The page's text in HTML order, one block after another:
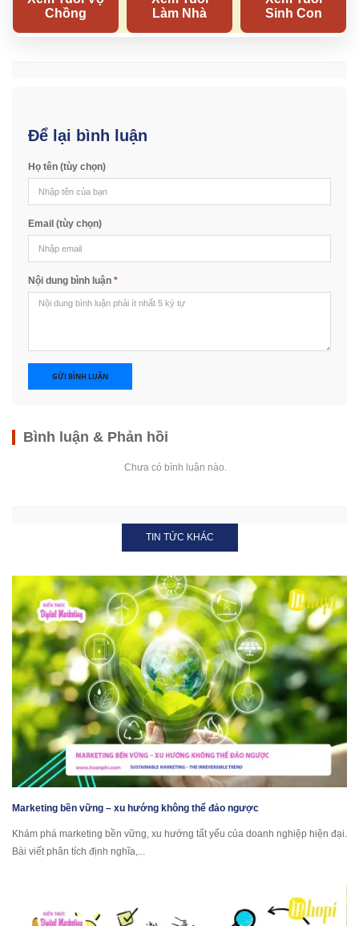
Để lại bình luận
Họ tên (tùy chọn)
Email (tùy chọn)
Nội dung bình luận *
GỬI BÌNH LUẬN
Bình luận & Phản hồi
Chưa có bình luận nào.
TIN TỨC KHÁC
Marketing bền vững – xu hướng không thể đảo ngược
Khám phá marketing bền vững, xu hướng tất yếu của doanh nghiệp hiện đại.
Bài viết phân tích định nghĩa,...